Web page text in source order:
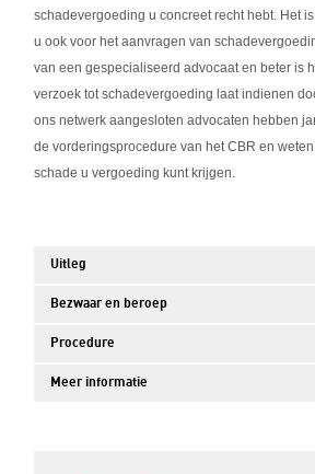
schadevergoeding u concreet recht hebt. Het
u ook voor het aanvragen van
van een gespecialiseerd advocaat en beter is
verzoek tot schadevergoeding laat indienen
ons netwerk aangesloten advocaten hebben
de vorderingsprocedure van het CBR en
schade u vergoeding kunt krijgen.
Uitleg
Bezwaar en beroep
Procedure
Meer informatie